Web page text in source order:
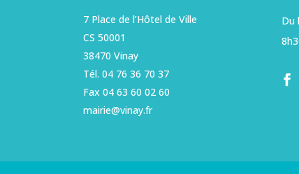
7 Place de l’Hôtel de Ville
CS 50001
38470 Vinay
Tél. 04 76 36 70 37
Fax 04 63 60 02 60
mairie@vinay.fr
Du